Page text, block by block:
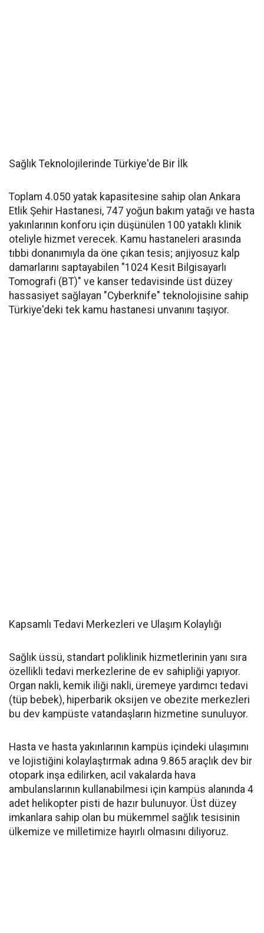
Sağlık Teknolojilerinde Türkiye'de Bir İlk
Toplam 4.050 yatak kapasitesine sahip olan Ankara
Etlik Şehir Hastanesi, 747 yoğun bakım yatağı ve hasta
yakınlarının konforu için düşünülen 100 yataklı klinik
oteliyle hizmet verecek. Kamu hastaneleri arasında
tıbbi donanımıyla da öne çıkan tesis; anjiyosuz kalp
damarlarını saptayabilen "1024 Kesit Bilgisayarlı
Tomografi (BT)" ve kanser tedavisinde üst düzey
hassasiyet sağlayan "Cyberknife" teknolojisine sahip
Türkiye'deki tek kamu hastanesi unvanını taşıyor.
Kapsamlı Tedavi Merkezleri ve Ulaşım Kolaylığı
Sağlık üssü, standart poliklinik hizmetlerinin yanı sıra
özellikli tedavi merkezlerine de ev sahipliği yapıyor.
Organ nakli, kemik iliği nakli, üremeye yardımcı tedavi
(tüp bebek), hiperbarik oksijen ve obezite merkezleri
bu dev kampüste vatandaşların hizmetine sunuluyor.
Hasta ve hasta yakınlarının kampüs içindeki ulaşımını
ve lojistiğini kolaylaştırmak adına 9.865 araçlık dev bir
otopark inşa edilirken, acil vakalarda hava
ambulanslarının kullanabilmesi için kampüs alanında 4
adet helikopter pisti de hazır bulunuyor. Üst düzey
imkanlara sahip olan bu mükemmel sağlık tesisinin
ülkemize ve milletimize hayırlı olmasını diliyoruz.